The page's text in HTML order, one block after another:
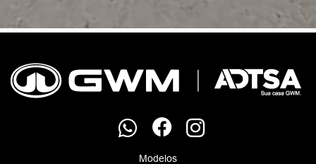
Modelos